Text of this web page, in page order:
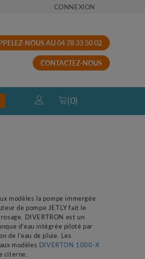
CONNEXION
NOUS AU 04 78 33 50 02
CONTACTEZ-NOUS
(0)
modèles la pompe immergée
de pompe JETLY fait le
DIVERTRON est un
d’eau intégrée piloté par
de l’eau de pluie. Les
modèles DIVERTON 1000-X
citerne.